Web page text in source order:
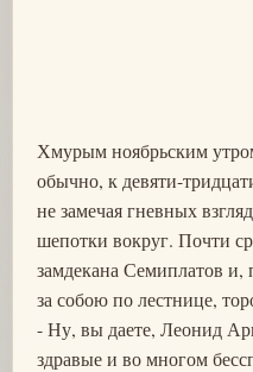
Хмурым ноябрьским
обычно, к девяти-
не замечая гневных
шепотки вокруг. Почти
замдекана Семиплатов и,
за собою по лестнице,
- Ну, вы даете, Леонид
здравые и во многом